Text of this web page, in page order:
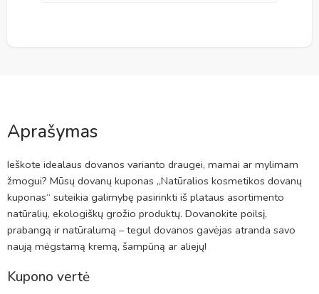
Aprašymas
Ieškote idealaus dovanos varianto draugei, mamai ar mylimam
žmogui? Mūsų dovanų kuponas „Natūralios kosmetikos dovanų
kuponas“ suteikia galimybę pasirinkti iš plataus asortimento
natūralių, ekologiškų grožio produktų. Dovanokite poilsį,
prabangą ir natūralumą – tegul dovanos gavėjas atranda savo
naują mėgstamą kremą, šampūną ar aliejų!
Kupono vertė